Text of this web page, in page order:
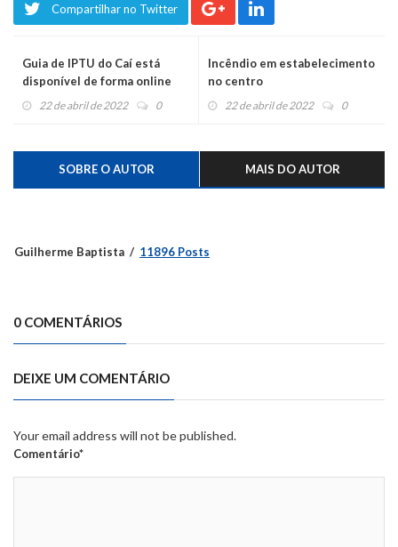
Compartilhar no Twitter
Guia de IPTU do Caí está
disponível de forma online
22 de abril de 2022 0
Incêndio em estabelecimento
no centro
22 de abril de 2022 0
SOBRE O AUTOR MAIS DO AUTOR
Guilherme Baptista 11896 Posts
0 COMENTÁRIOS
DEIXE UM COMENTÁRIO
Your email address will not be published.
Comentário*